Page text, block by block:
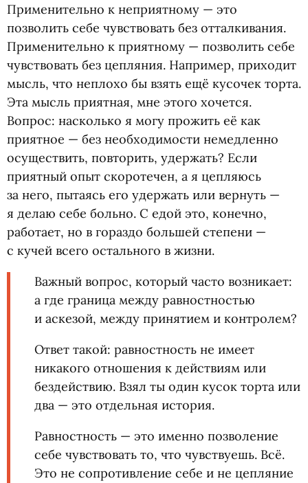
Применительно к неприятному — это
позволить себе чувствовать без отталкивания.
Применительно к приятному — позволить себе
чувствовать без цепляния. Например, приходит
мысль, что неплохо бы взять ещё кусочек торта.
Эта мысль приятная, мне этого хочется.
Вопрос: насколько я могу прожить её как
приятное — без необходимости немедленно
осуществить, повторить, удержать? Если
приятный опыт скоротечен, а я цепляюсь
за него, пытаясь его удержать или вернуть —
я делаю себе больно. С едой это, конечно,
работает, но в гораздо большей степени —
с кучей всего остального в жизни.
Важный вопрос, который часто возникает:
а где граница между равностностью
и аскезой, между принятием и контролем?
Ответ такой: равностность не имеет
никакого отношения к действиям или
бездействию. Взял ты один кусок торта или
два — это отдельная история.
Равностность — это именно позволение
себе чувствовать то, что чувствуешь. Всё.
Это не сопротивление себе и не цепляние